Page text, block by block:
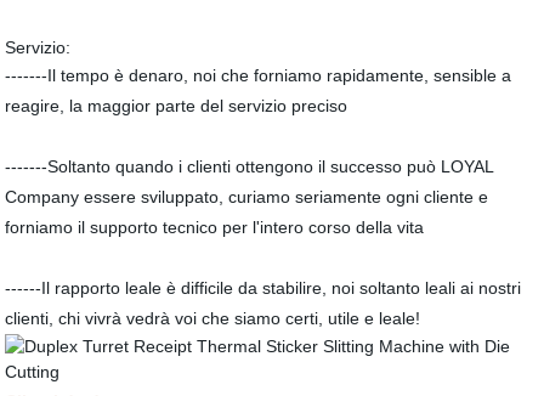
Servizio:
-------Il tempo è denaro, noi che forniamo rapidamente, sensible a
reagire, la maggior parte del servizio preciso
-------Soltanto quando i clienti ottengono il successo può LOYAL
Company essere sviluppato, curiamo seriamente ogni cliente e
forniamo il supporto tecnico per l'intero corso della vita
------Il rapporto leale è difficile da stabilire, noi soltanto leali ai nostri
clienti, chi vivrà vedrà voi che siamo certi, utile e leale!